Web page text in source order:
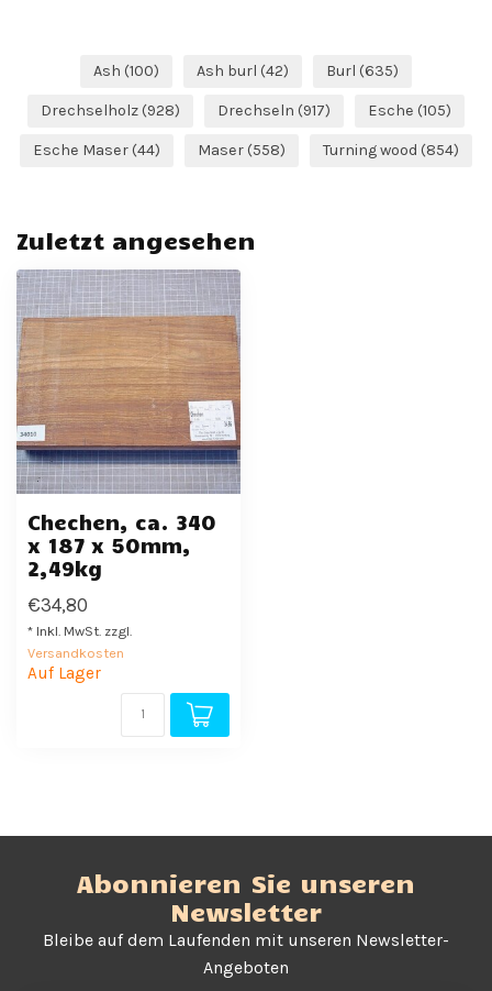
Ash (100) Ash burl (42) Burl (635)
Drechselholz (928) Drechseln (917) Esche (105)
Esche Maser (44) Maser (558) Turning wood (854)
Zuletzt angesehen
Chechen, ca. 340
x 187 x 50mm,
2,49kg
€34,80
* Inkl. MwSt. zzgl.
Versandkosten
Auf Lager
Abonnieren Sie unseren
Newsletter
Bleibe auf dem Laufenden mit unseren Newsletter-
Angeboten